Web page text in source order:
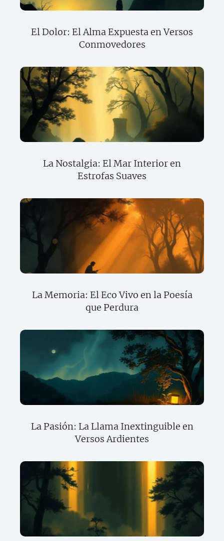
El Dolor: El Alma Expuesta en Versos
Conmovedores
La Nostalgia: El Mar Interior en
Estrofas Suaves
La Memoria: El Eco Vivo en la Poesía
que Perdura
La Pasión: La Llama Inextinguible en
Versos Ardientes